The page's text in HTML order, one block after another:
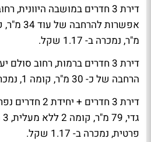
מ"ר, נמכרה ב- 1.17 שקל.
הרחבה של כ- 30 מ"ר, קומה 1, נמכרה ב- 950,000 שקל.
דירת 3 חדרים +
פרטית, נמכרה ב- 1.17 שקל.